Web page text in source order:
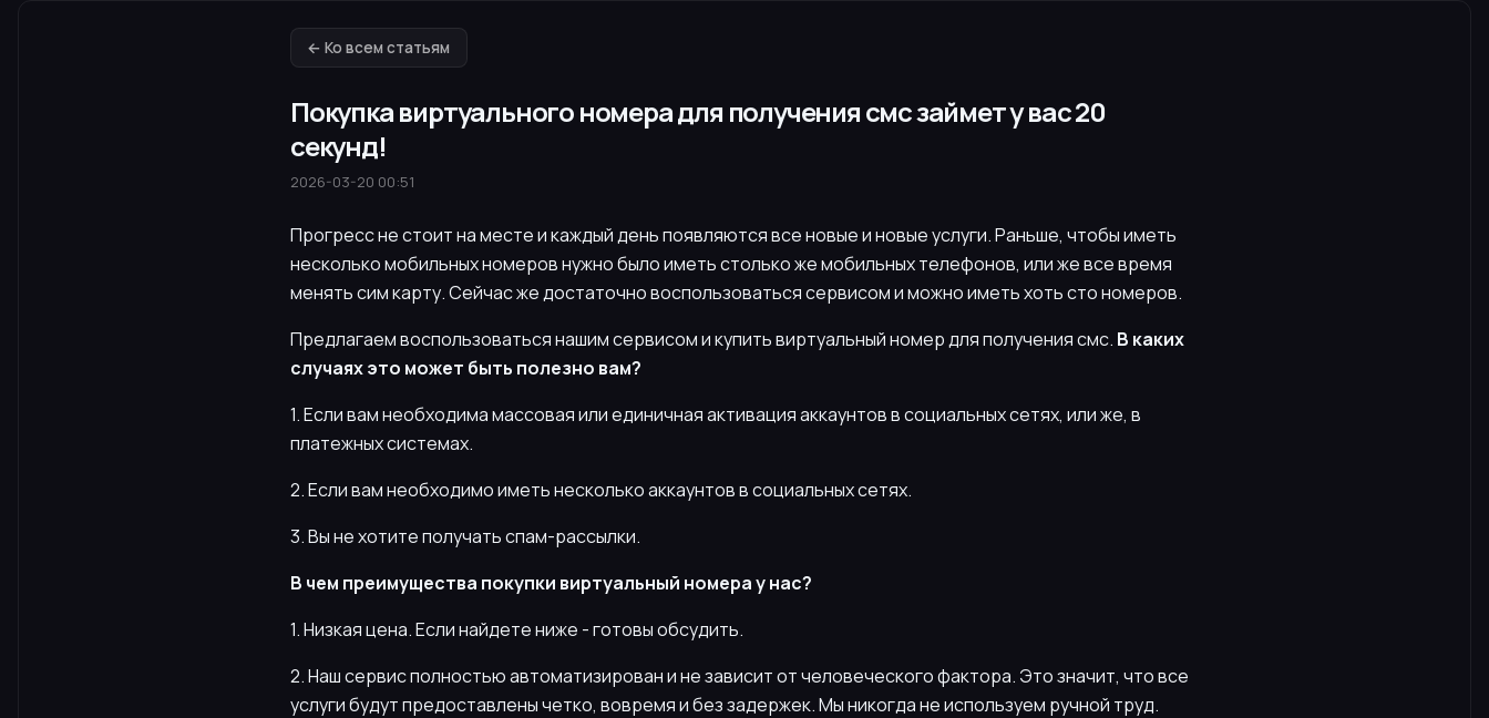
← Ко всем статьям
Покупка виртуального номера для получения смс займет у вас 20
секунд!
2026-03-20 00:51
Прогресс не стоит на месте и каждый день появляются все новые и новые услуги. Раньше, чтобы иметь
несколько мобильных номеров нужно было иметь столько же мобильных телефонов, или же все время
менять сим карту. Сейчас же достаточно воспользоваться сервисом и можно иметь хоть сто номеров.
Предлагаем воспользоваться нашим сервисом и купить виртуальный номер для получения смс. В каких
случаях это может быть полезно вам?
1. Если вам необходима массовая или единичная активация аккаунтов в социальных сетях, или же, в
платежных системах.
2. Если вам необходимо иметь несколько аккаунтов в социальных сетях.
3. Вы не хотите получать спам-рассылки.
В чем преимущества покупки виртуальный номера у нас?
1. Низкая цена. Если найдете ниже - готовы обсудить.
2. Наш сервис полностью автоматизирован и не зависит от человеческого фактора. Это значит, что все
услуги будут предоставлены четко, вовремя и без задержек. Мы никогда не используем ручной труд.